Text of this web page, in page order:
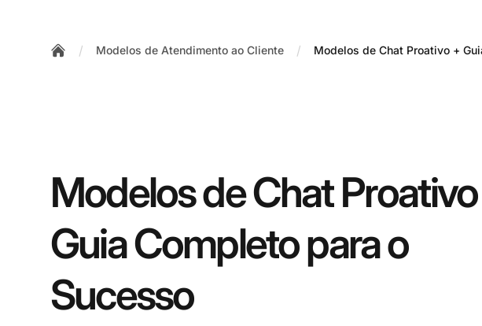
/ Modelos de Atendimento ao Cliente / Modelos de Chat Proativo +
Modelos de Chat
Guia Completo para o
Sucesso